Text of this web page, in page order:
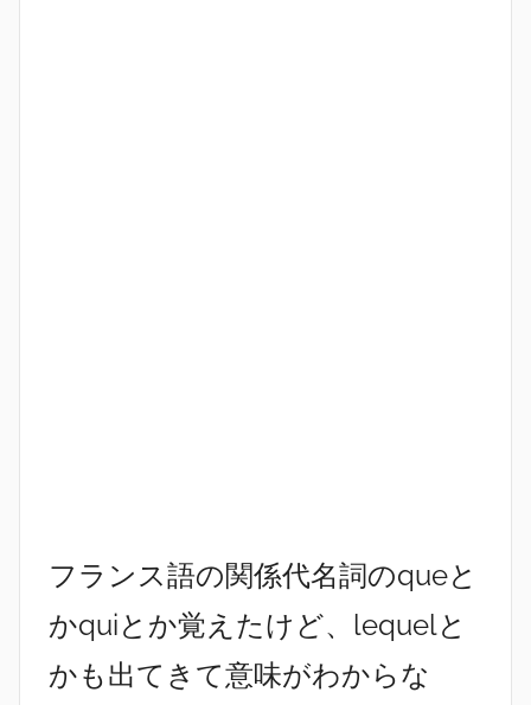
フランス語の関係代名詞のqueと
かquiとか覚えたけど、lequelと
かも出てきて意味がわからな